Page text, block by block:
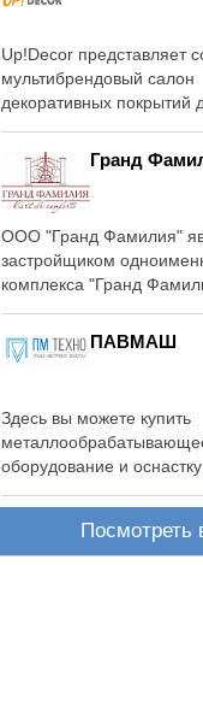
Up!Decor представляет
мультибрендовый салон
декоративных покрытий
Гранд
ООО "Гранд Фамилия"
застройщиком
комплекса "Гранд
ПАВМАШ
Здесь вы можете купить
оборудование и
Посмотреть